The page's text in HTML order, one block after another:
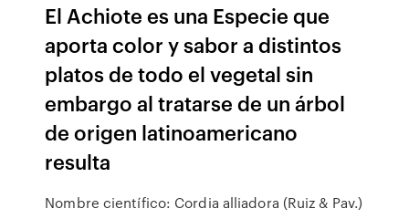
El Achiote es una Especie que
aporta color y sabor a distintos
platos de todo el vegetal sin
embargo al tratarse de un árbol
de origen latinoamericano
resulta
Nombre científico: Cordia alliadora (Ruiz & Pav.)